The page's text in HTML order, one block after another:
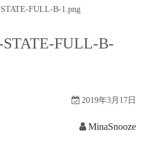
FULL-B-1.png
STATE-FULL-B-
2019年3月17日
MinaSnooze